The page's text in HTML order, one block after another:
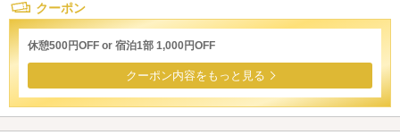
クーポン
休憩500円OFF or 宿泊1部 1,000円OFF
クーポン内容をもっと見る